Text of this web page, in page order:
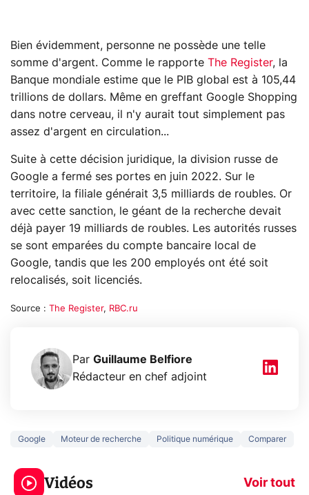
Bien évidemment, personne ne possède une telle
somme d'argent. Comme le rapporte The Register, la
Banque mondiale estime que le PIB global est à 105,44
trillions de dollars. Même en greffant Google Shopping
dans notre cerveau, il n'y aurait tout simplement pas
assez d'argent en circulation...
Suite à cette décision juridique, la division russe de
Google a fermé ses portes en juin 2022. Sur le
territoire, la filiale générait 3,5 milliards de roubles. Or
avec cette sanction, le géant de la recherche devait
déjà payer 19 milliards de roubles. Les autorités russes
se sont emparées du compte bancaire local de
Google, tandis que les 200 employés ont été soit
relocalisés, soit licenciés.
Source : The Register, RBC.ru
Par Guillaume Belfiore
Rédacteur en chef adjoint
Google Moteur de recherche Politique numérique Comparer
Vidéos Voir tout
3 écrans en 1 pour
319€ ? Voici L'AOC
CQ32G4ZA !
5
prochaine